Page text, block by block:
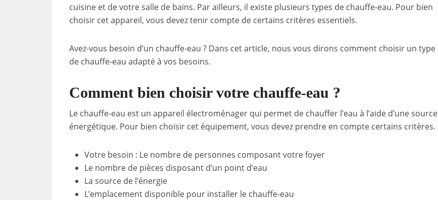
cuisine et de votre salle de bains. Par ailleurs, il existe plusieurs types de chauffe-eau. Pour bien
choisir cet appareil, vous devez tenir compte de certains critères essentiels.
Avez-vous besoin d’un chauffe-eau ? Dans cet article, nous vous dirons comment choisir un type
de chauffe-eau adapté à vos besoins.
Comment bien choisir votre chauffe-eau ?
Le chauffe-eau est un appareil électroménager qui permet de chauffer l’eau à l’aide d’une source
énergétique. Pour bien choisir cet équipement, vous devez prendre en compte certains critères.
Votre besoin : Le nombre de personnes composant votre foyer
Le nombre de pièces disposant d’un point d’eau
La source de l’énergie
L’emplacement disponible pour installer le chauffe-eau